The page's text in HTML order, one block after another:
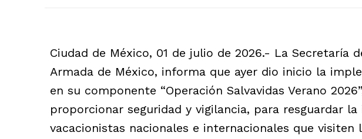
Ciudad de México, 01 de julio de 2026.- La Secretaría
Armada de México, informa que ayer dio inicio la
en su componente “Operación Salvavidas Verano
proporcionar seguridad y vigilancia, para resguardar
vacacionistas nacionales e internacionales que visiten